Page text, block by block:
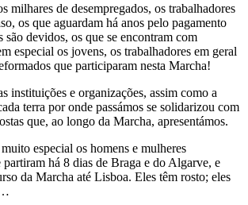
milhares de desempregados, os trabalhadores
os que aguardam há anos pelo pagamento
são devidos, os que se encontram com
especial os jovens, os trabalhadores em geral
que participaram nesta Marcha!
instituições e organizações, assim como a
terra por onde passámos se solidarizou com
que, ao longo da Marcha, apresentámos.
especial os homens e mulheres
partiram há 8 dias de Braga e do Algarve, e
da Marcha até Lisboa. Eles têm rosto; eles
…